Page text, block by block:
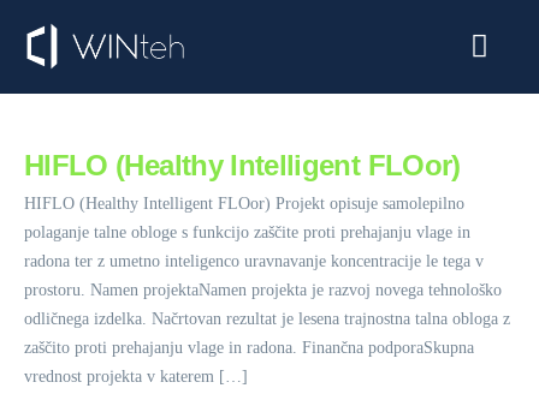
LMS
O nas
HIFLO (Healthy Intelligent FLOor)
HIFLO (Healthy Intelligent FLOor) Projekt opisuje samolepilno
polaganje talne obloge s funkcijo zaščite proti prehajanju vlage in
radona ter z umetno inteligenco uravnavanje koncentracije le tega v
prostoru. Namen projektaNamen projekta je razvoj novega tehnološko
odličnega izdelka. Načrtovan rezultat je lesena trajnostna talna obloga z
zaščito proti prehajanju vlage in radona. Finančna podporaSkupna
vrednost projekta v katerem […]